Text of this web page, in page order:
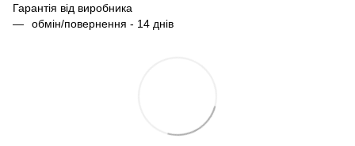
Гарантія від виробника
обмін/повернення - 14 днів